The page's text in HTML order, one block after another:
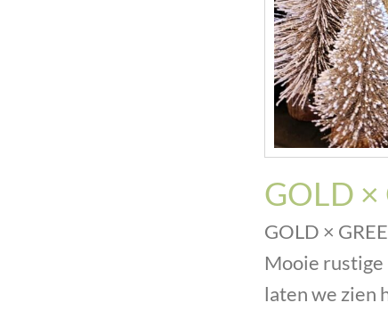
GOLD ×
GOLD ×
Mooie rustige
laten we zien